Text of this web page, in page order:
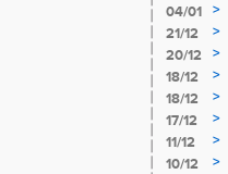
04/01
>
21/12
>
20/12
>
18/12
>
18/12
>
17/12
>
11/12 >
10/12
>